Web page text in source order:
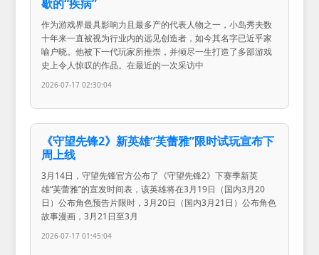
歇的“疾病”
作为游戏界最具影响力且最多产的代表人物之一，小岛秀夫数
十年来一直被视为行业内的远见创造者，如今其名字已近乎家
喻户晓。他被下一代玩家所推崇，并倾尽一生打造了多部游戏
史上令人惊叹的作品。在最近的一次采访中
2026-07-17 02:30:04
《守望先锋2》新英雄“芙蕾雅”限时试玩宣布下
周上线
3月14日，守望先锋官方公布了《守望先锋2》下赛季新英
雄“芙蕾雅”的宣发时间表，该英雄将在3月19日（国内3月20
日）公布角色预告片限时，3月20日（国内3月21日）公布角色
故事漫画，3月21日至3月
2026-07-17 01:45:04